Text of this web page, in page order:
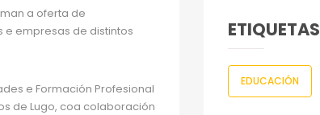
a oferta de
e empresas de distintos
e Formación Profesional
de Lugo, coa colaboración
ETIQUETAS
EDUCACIÓN